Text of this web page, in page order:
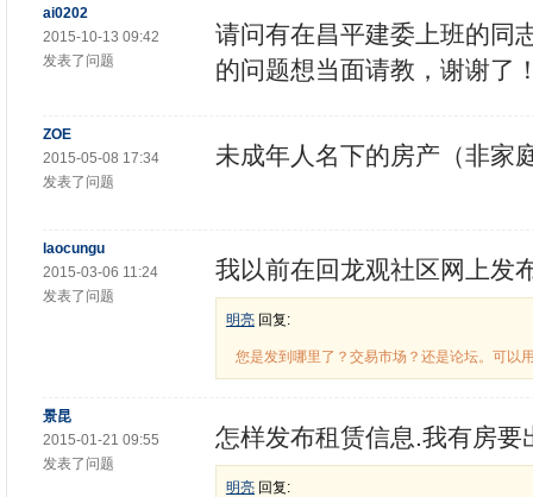
ai0202
2015-10-13 09:42
发表了问题
请问有在昌平建委上班的同
的问题想当面请教，谢谢了
ZOE
2015-05-08 17:34
发表了问题
未成年人名下的房产（非家
laocungu
2015-03-06 11:24
发表了问题
我以前在回龙观社区网上发
明亮 回复:
您是发到哪里了？交易市场？还是论坛。可以
景昆
2015-01-21 09:55
发表了问题
怎样发布租赁信息.我有房
明亮 回复: